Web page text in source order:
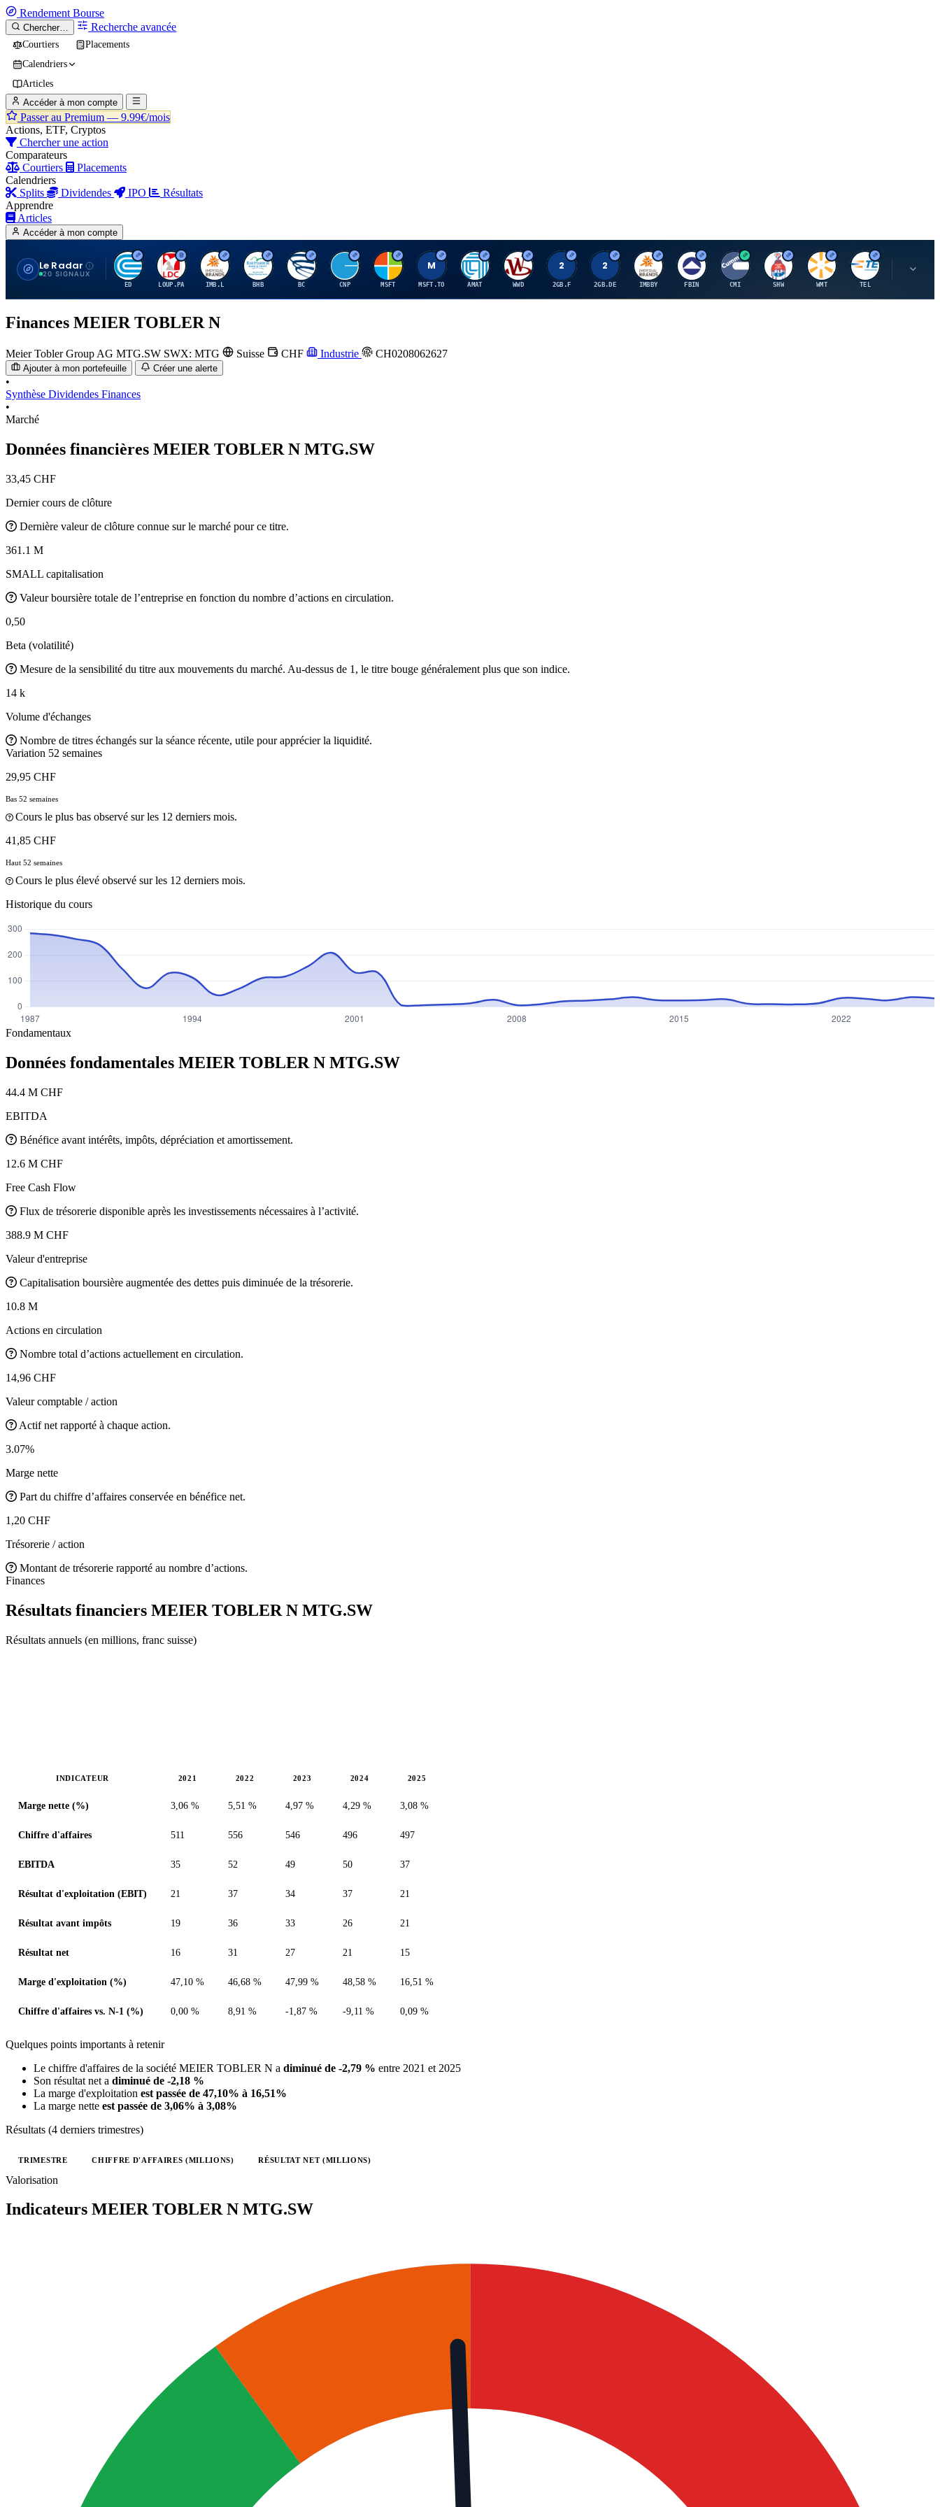
Rendement Bourse
Chercher… Recherche avancée
Courtiers
Placements
Calendriers
Articles
Accéder à mon compte
Passer au Premium — 9.99€/mois
Actions, ETF, Cryptos
Chercher une action
Comparateurs
Courtiers
Placements
Calendriers
Splits
Dividendes IPO
Résultats
Apprendre
Articles
Accéder à mon compte
Le Radar
20 SIGNAUX
C
ED
L
LOUP.PA
I
IMB.L
B
BHB
B
BC
C
CNP
M
MSFT
M
MSFT.TO
A
AMAT
W
WWD
2
2GB.F
2
2GB.DE
I
IMBBY
F
FBIN
C
CMI
S
SHW
W
WMT TEL
M
Finances MEIER TOBLER N
Meier Tobler Group AG MTG.SW SWX: MTG Suisse CHF Industrie CH0208062627
Ajouter à mon portefeuille Créer une alerte
•
Synthèse Dividendes Finances
•
Marché
Données financières MEIER TOBLER N MTG.SW
33,45 CHF
Dernier cours de clôture
Dernière valeur de clôture connue sur le marché pour ce titre.
361.1 M
SMALL capitalisation
Valeur boursière totale de l’entreprise en fonction du nombre d’actions en circulation.
0,50
Beta (volatilité)
Mesure de la sensibilité du titre aux mouvements du marché. Au-dessus de 1, le titre bouge généralement plus que son indice.
14 k
Volume d'échanges
Nombre de titres échangés sur la séance récente, utile pour apprécier la liquidité.
Variation 52 semaines
29,95 CHF
Bas 52 semaines
Cours le plus bas observé sur les 12 derniers mois.
41,85 CHF
Haut 52 semaines
Cours le plus élevé observé sur les 12 derniers mois.
Historique du cours
Fondamentaux
Données fondamentales MEIER TOBLER N MTG.SW
44.4 M CHF
EBITDA
Bénéfice avant intérêts, impôts, dépréciation et amortissement.
12.6 M CHF
Free Cash Flow
Flux de trésorerie disponible après les investissements nécessaires à l’activité.
388.9 M CHF
Valeur d'entreprise
Capitalisation boursière augmentée des dettes puis diminuée de la trésorerie.
10.8 M
Actions en circulation
Nombre total d’actions actuellement en circulation.
14,96 CHF
Valeur comptable / action
Actif net rapporté à chaque action.
3.07%
Marge nette
Part du chiffre d’affaires conservée en bénéfice net.
1,20 CHF
Trésorerie / action
Montant de trésorerie rapporté au nombre d’actions.
Finances
Résultats financiers MEIER TOBLER N MTG.SW
Résultats annuels (en millions, franc suisse)
INDICATEUR 2021 2022 2023 2024 2025
Marge nette (%) 3,06 % 5,51 % 4,97 % 4,29 % 3,08 %
Chiffre d'affaires 511 556 546 496 497
EBITDA 35 52 49 50 37
Résultat d'exploitation (EBIT) 21 37 34 37 21
Résultat avant impôts 19 36 33 26 21
Résultat net 16 31 27 21 15
Marge d'exploitation (%) 47,10 % 46,68 % 47,99 % 48,58 % 16,51 %
Chiffre d'affaires vs. N-1 (%) 0,00 % 8,91 % -1,87 % -9,11 % 0,09 %
Quelques points importants à retenir
Le chiffre d'affaires de la société MEIER TOBLER N a diminué de -2,79 % entre 2021 et 2025
Son résultat net a diminué de -2,18 %
La marge d'exploitation est passée de 47,10% à 16,51%
La marge nette est passée de 3,06% à 3,08%
Résultats (4 derniers trimestres)
Valeurs trimestrielles en millions (franc suisse)
TRIMESTRE CHIFFRE D'AFFAIRES (MILLIONS) RÉSULTAT NET (MILLIONS)
Valorisation
Indicateurs MEIER TOBLER N MTG.SW